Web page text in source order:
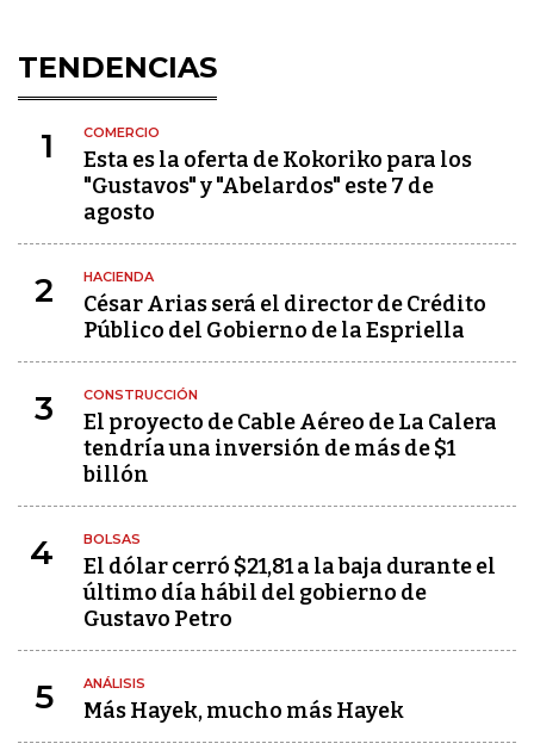
TENDENCIAS
1 COMERCIO
Esta es la oferta de Kokoriko para los
"Gustavos" y "Abelardos" este 7 de
agosto
2 HACIENDA
César Arias será el director de Crédito
Público del Gobierno de la Espriella
3 CONSTRUCCIÓN
El proyecto de Cable Aéreo de La Calera
tendría una inversión de más de $1
billón
4 BOLSAS
El dólar cerró $21,81 a la baja durante el
último día hábil del gobierno de
Gustavo Petro
5 ANÁLISIS
Más Hayek, mucho más Hayek